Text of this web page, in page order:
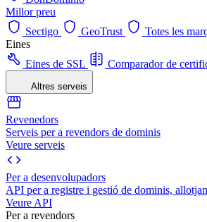
Millor preu
Sectigo
GeoTrust
Totes les
Eines
Eines de SSL
Comparador de
Altres serveis
Revenedors
Serveis per a revendors de dominis
Veure serveis
Per a desenvolupadors
API per a registre i gestió de dominis,
Veure API
Per a revendors